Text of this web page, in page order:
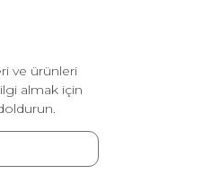
ve ürünleri
almak için